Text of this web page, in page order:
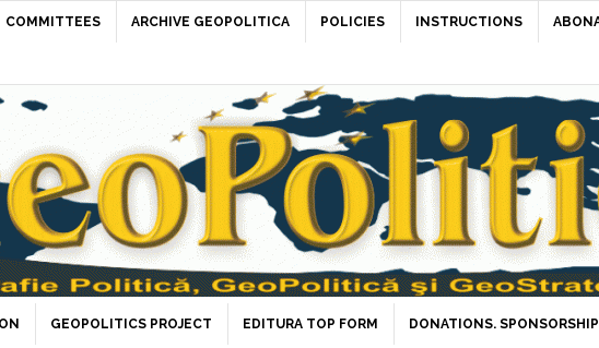
COMMITTEES ARCHIVE GEOPOLITICA POLICIES INSTRUCTIONS
GEOPOLITICS PROJECT EDITURA TOP FORM DONATIONS.